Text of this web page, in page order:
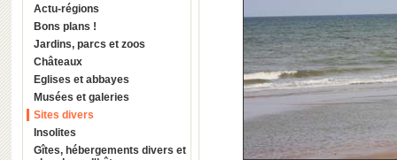
Actu-régions
Bons plans !
Jardins, parcs et zoos
Châteaux
Eglises et abbayes
Musées et galeries
Sites divers
Insolites
Gîtes, hébergements divers et